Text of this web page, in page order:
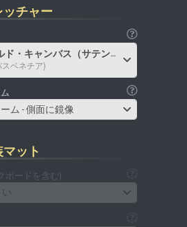
ッチャー
ド・キャンバス（サテン）
スベネチア)
ム - 側面に鏡像
ット
ボードを含む)